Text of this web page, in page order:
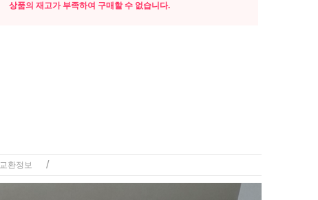
상품의 재고가 부족하여 구매할 수 없습니다.
교환정보 /